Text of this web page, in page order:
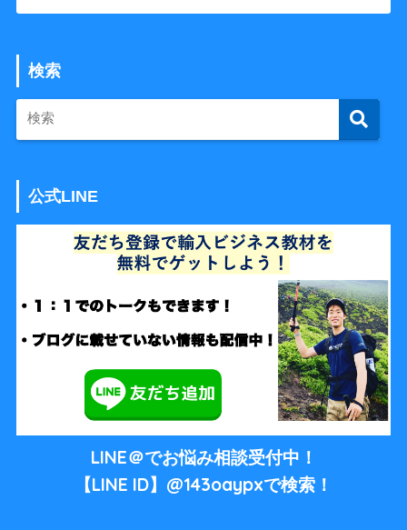
検索
公式LINE
LINE＠でお悩み相談受付中！
【LINE ID】@143oaypxで検索！